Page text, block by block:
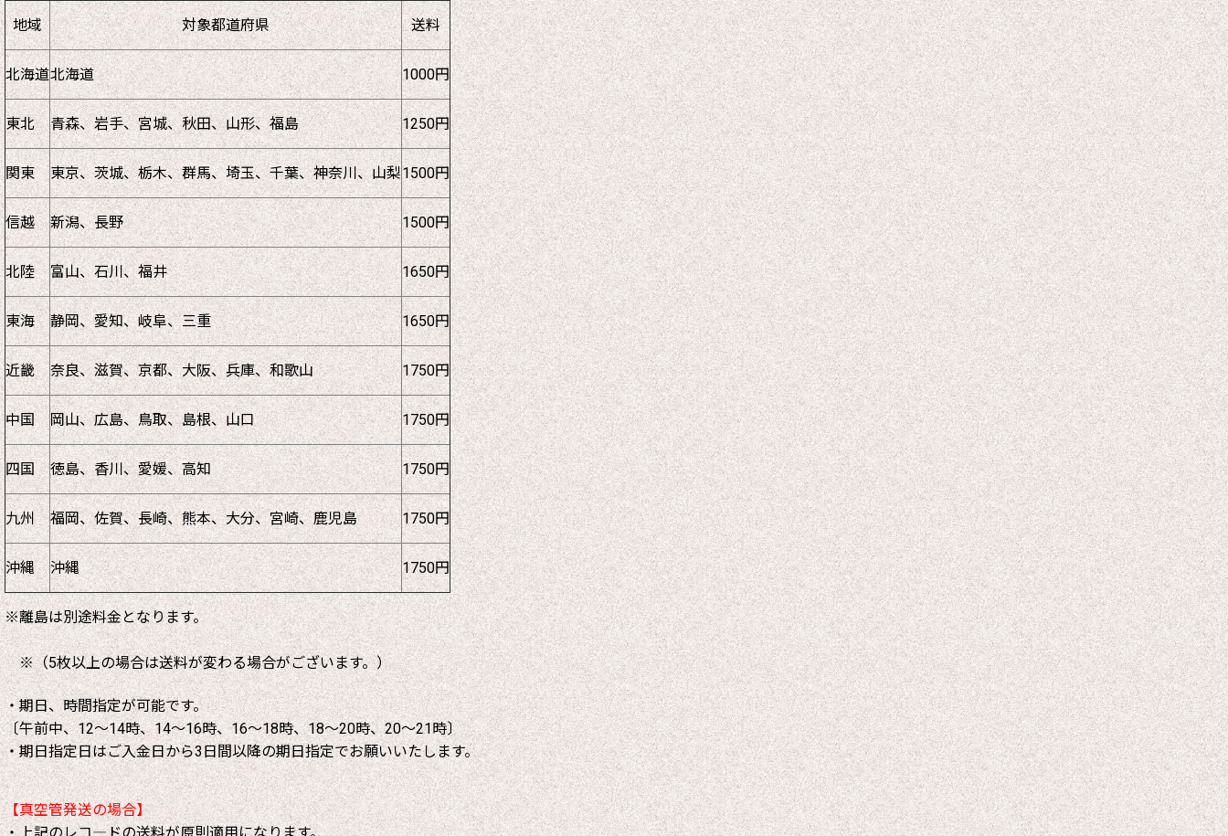
地域 対象都道府県 送料
北海道北海道 1000円
東北 青森、岩手、宮城、秋田、山形、福島 1250円
関東 東京、茨城、栃木、群馬、埼玉、千葉、神奈川、山梨1500円
信越 新潟、長野 1500円
北陸 富山、石川、福井 1650円
東海 静岡、愛知、岐阜、三重 1650円
近畿 奈良、滋賀、京都、大阪、兵庫、和歌山 1750円
中国 岡山、広島、鳥取、島根、山口 1750円
四国 徳島、香川、愛媛、高知 1750円
九州 福岡、佐賀、長崎、熊本、大分、宮崎、鹿児島 1750円
沖縄 沖縄 1750円
※離島は別途料金となります。
※（5枚以上の場合は送料が変わる場合がございます。）
・期日、時間指定が可能です。
〔午前中、12～14時、14～16時、16～18時、18～20時、20～21時〕
・期日指定日はご入金日から3日間以降の期日指定でお願いいたします。
【真空管発送の場合】